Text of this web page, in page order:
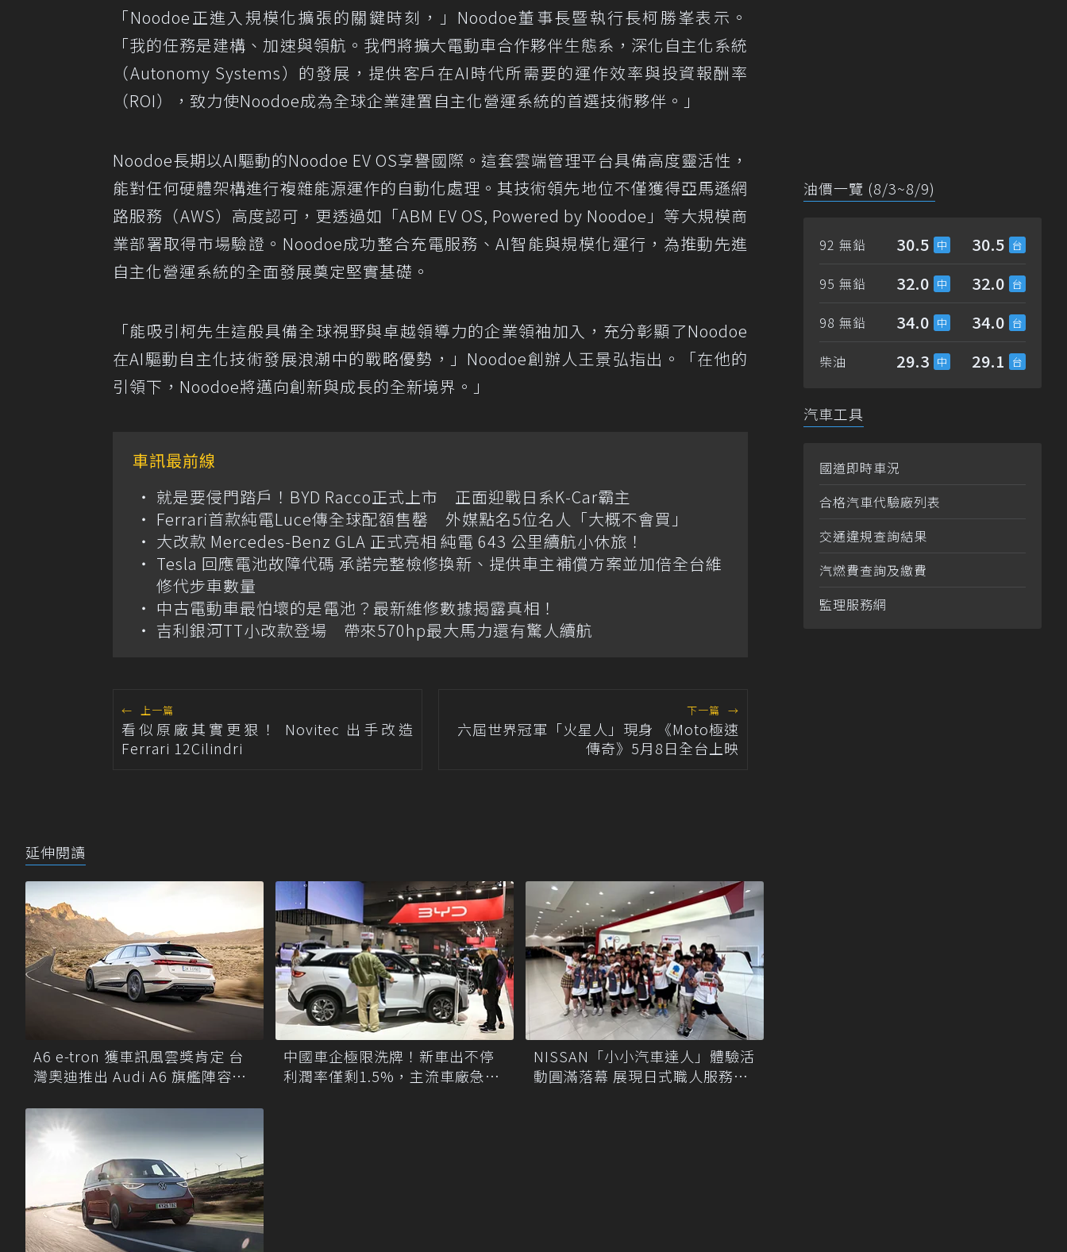
「Noodoe正進入規模化擴張的關鍵時刻，」Noodoe董事長暨執行長柯勝峯表示。
「我的任務是建構、加速與領航。我們將擴大電動車合作夥伴生態系，深化自主化系統
（Autonomy Systems）的發展，提供客戶在AI時代所需要的運作效率與投資報酬率
（ROI），致力使Noodoe成為全球企業建置自主化營運系統的首選技術夥伴。」
Noodoe長期以AI驅動的Noodoe EV OS享譽國際。這套雲端管理平台具備高度靈活性，
能對任何硬體架構進行複雜能源運作的自動化處理。其技術領先地位不僅獲得亞馬遜網
路服務（AWS）高度認可，更透過如「ABM EV OS, Powered by Noodoe」等大規模商
業部署取得市場驗證。Noodoe成功整合充電服務、AI智能與規模化運行，為推動先進
自主化營運系統的全面發展奠定堅實基礎。
「能吸引柯先生這般具備全球視野與卓越領導力的企業領袖加入，充分彰顯了Noodoe
在AI驅動自主化技術發展浪潮中的戰略優勢，」Noodoe創辦人王景弘指出。「在他的
引領下，Noodoe將邁向創新與成長的全新境界。」
車訊最前線
就是要侵門踏戶！BYD Racco正式上市 正面迎戰日系K-Car霸主
Ferrari首款純電Luce傳全球配額售罄 外媒點名5位名人「大概不會買」
大改款 Mercedes-Benz GLA 正式亮相 純電 643 公里續航小休旅！
Tesla 回應電池故障代碼 承諾完整檢修換新、提供車主補償方案並加倍全台維
修代步車數量
中古電動車最怕壞的是電池？最新維修數據揭露真相！
吉利銀河TT小改款登場 帶來570hp最大馬力還有驚人續航
← 上一篇
看似原廠其實更狠！ Novitec 出手改造
Ferrari 12Cilindri
下一篇 →
六屆世界冠軍「火星人」現身 《Moto極速
傳奇》5月8日全台上映
延伸閱讀
A6 e-tron 獲車訊風雲獎肯定 台
灣奧迪推出 Audi A6 旗艦陣容限
中國車企極限洗牌！新車出不停
利潤率僅剩1.5%，主流車廠急出
NISSAN「小小汽車達人」體驗活
動圓滿落幕 展現日式職人服務專
油價一覽 (8/3~8/9)
92 無鉛 30.5 30.5
95 無鉛 32.0 32.0
98 無鉛 34.0 34.0
柴油 29.3 29.1
汽車工具
國道即時車況
合格汽車代驗廠列表
交通違規查詢結果
汽燃費查詢及繳費
監理服務網